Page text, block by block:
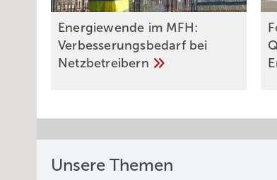
Energiewende im MFH:
Verbes­se­rungs­bedarf bei
Netz­betrei­bern
Unsere Themen